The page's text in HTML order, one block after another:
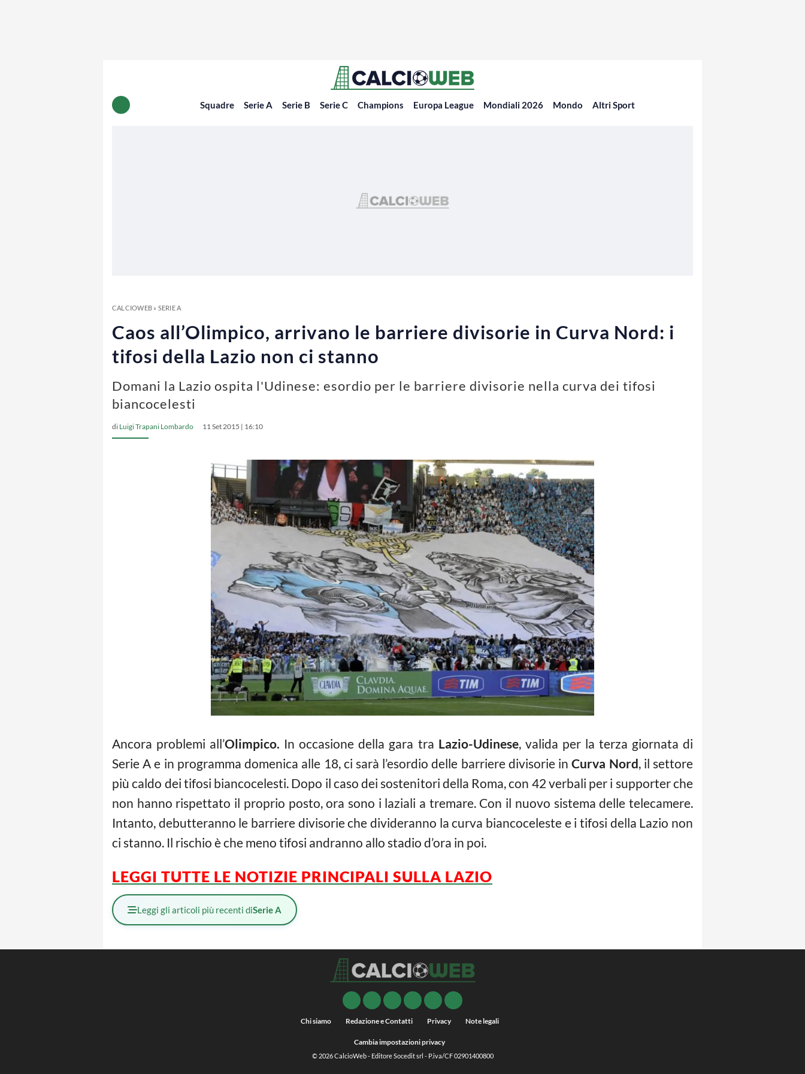
Squadre Serie A Serie B Serie C Champions Europa League Mondiali 2026 Mondo Altri Sport
CALCIOWEB» SERIE A
Caos all’Olimpico, arrivano le barriere divisorie in Curva Nord: i
tifosi della Lazio non ci stanno
Domani la Lazio ospita l'Udinese: esordio per le barriere divisorie nella curva dei tifosi
biancocelesti
di Luigi Trapani Lombardo 11 Set 2015 | 16:10
Ancora problemi all’Olimpico. In occasione della gara tra Lazio-Udinese, valida per la terza giornata di
Serie A e in programma domenica alle 18, ci sarà l’esordio delle barriere divisorie inCurva Nord, il settore
più caldo dei tifosi biancocelesti. Dopo il caso dei sostenitori della Roma, con 42 verbali per i supporter che
non hanno rispettato il proprio posto, ora sono i laziali a tremare. Con il nuovo sistema delle telecamere.
Intanto, debutteranno le barriere divisorie che divideranno la curva biancoceleste e i tifosi della Lazio non
ci stanno. Il rischio è che meno tifosi andranno allo stadio d’ora in poi.
LEGGI TUTTE LE NOTIZIE PRINCIPALI SULLA LAZIO
Leggi gli articoli più recenti diSerie A
Chi siamo Redazione e Contatti Privacy Note legali
Cambia impostazioni privacy
© 2026CalcioWeb- Editore Socedit srl - P.iva/CF 02901400800